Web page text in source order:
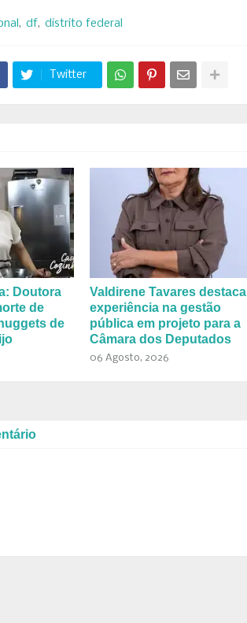
df distrito federal
Twitter
Doutora
de
de
Valdirene Tavares destaca
experiência na gestão
pública em projeto para a
Câmara dos Deputados
06 Agosto, 2026